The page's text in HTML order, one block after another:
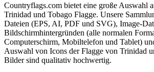
Countryflags.com bietet eine große Auswahl
Trinidad und Tobago Flagge. Unsere
Dateien (EPS, AI, PDF und SVG), Image-
Bildschirmhintergründen (alle normalen
Computerschirm, Mobiltelefon und Tablet)
Auswahl von Icons der Flagge von Trinidad
Bilder sind qualitativ hochwertig.